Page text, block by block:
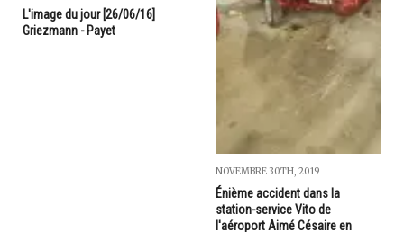
L'image du jour [26/06/16]
Griezmann - Payet
NOVEMBRE 30TH, 2019
Énième accident dans la
station-service Vito de
l'aéroport Aimé Césaire en